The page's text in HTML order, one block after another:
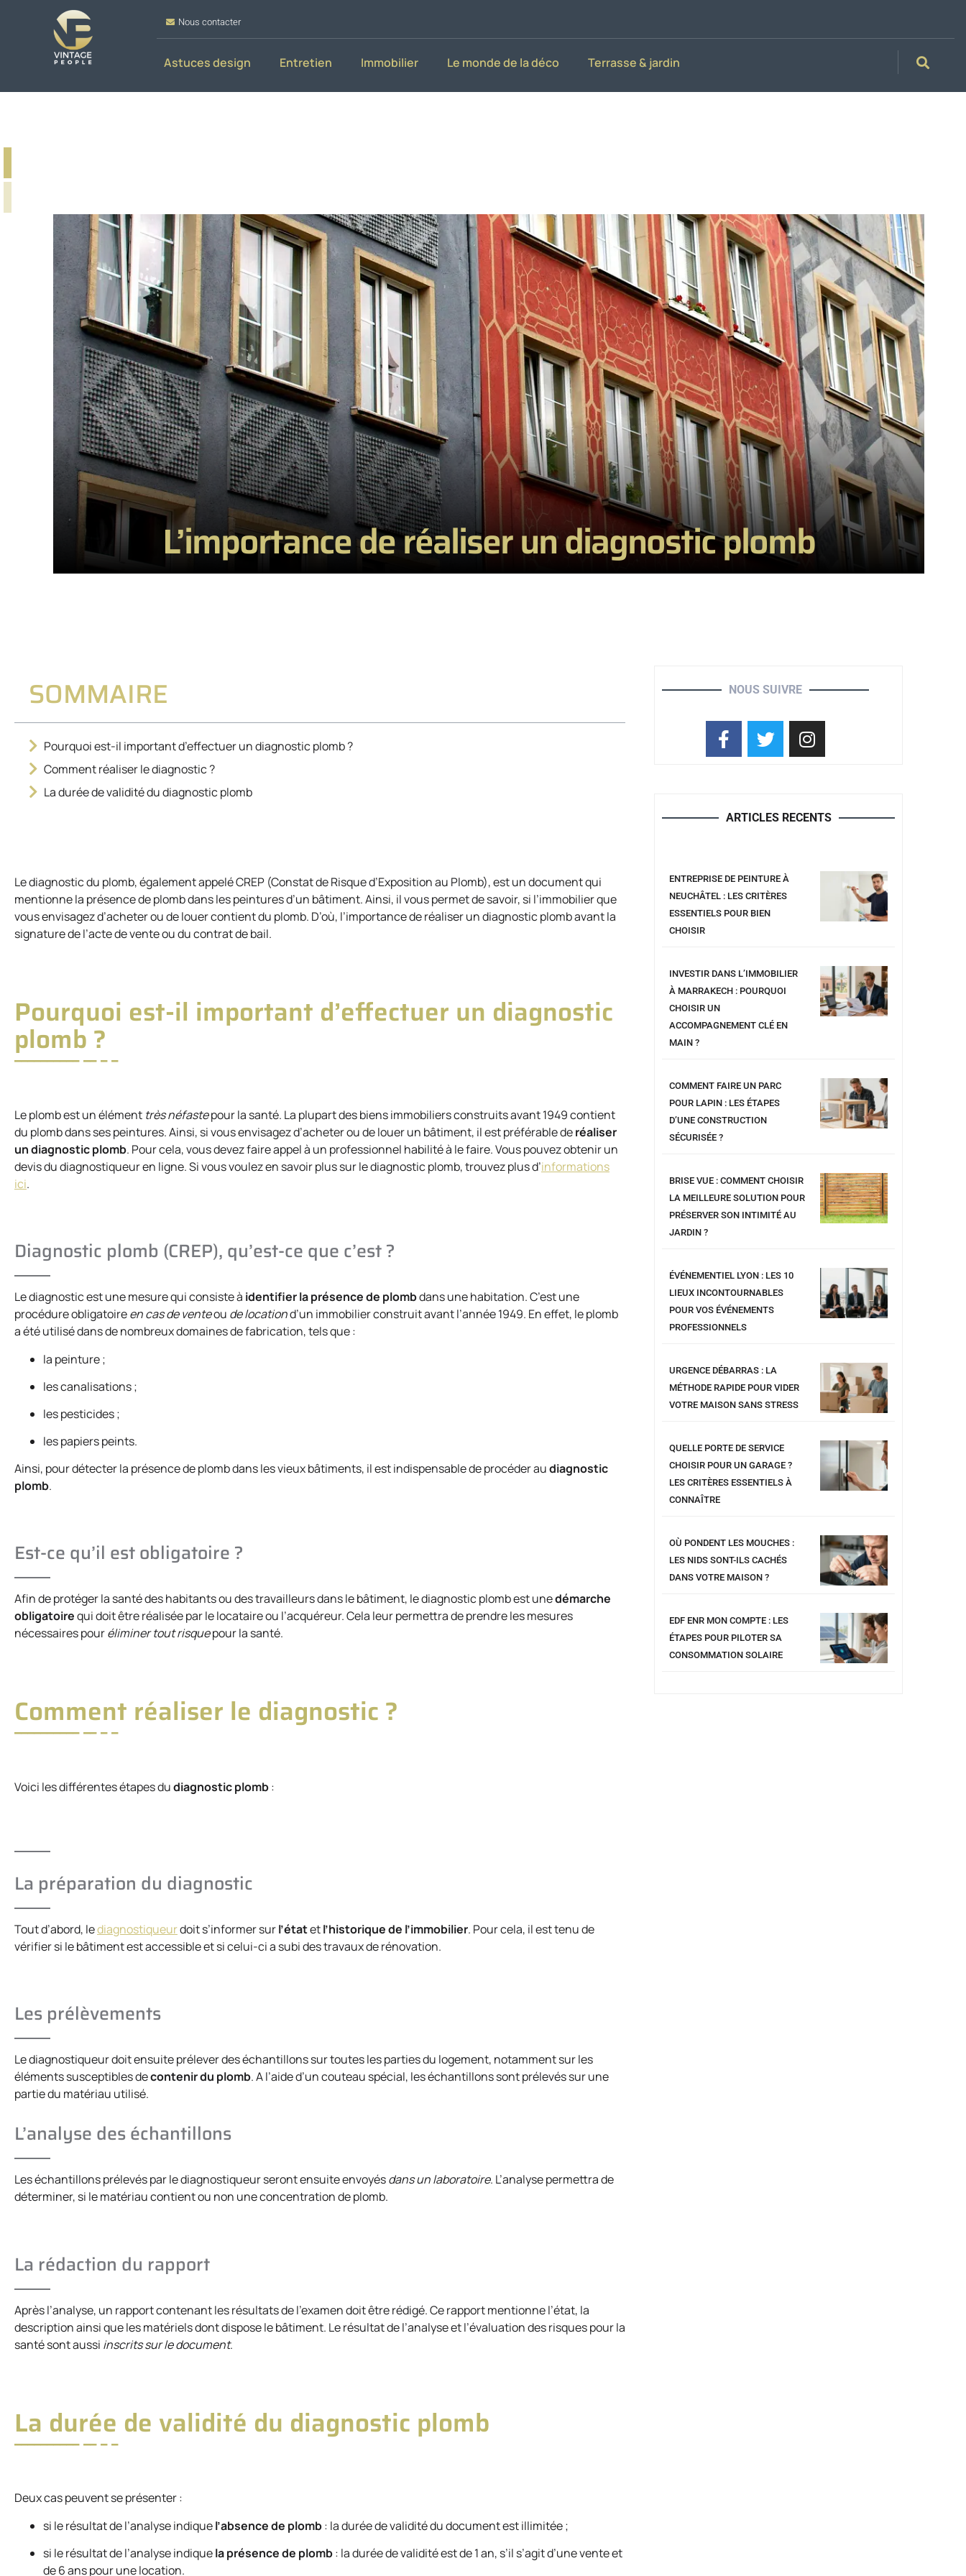
Nous contacter
Astuces design Entretien Immobilier Le monde de la déco Terrasse & jardin
L’importance de réaliser un diagnostic plomb
SOMMAIRE
Pourquoi est-il important d’effectuer un diagnostic plomb ?
Comment réaliser le diagnostic ?
La durée de validité du diagnostic plomb
Le diagnostic du plomb, également appelé CREP (Constat de Risque d’Exposition au Plomb), est un document qui
mentionne la présence de plomb dans les peintures d’un bâtiment. Ainsi, il vous permet de savoir, si l’immobilier que
vous envisagez d’acheter ou de louer contient du plomb. D’où, l’importance de réaliser un diagnostic plomb avant la
signature de l’acte de vente ou du contrat de bail.
Pourquoi est-il important d’effectuer un diagnostic
plomb ?
Le plomb est un élément très néfastepour la santé. La plupart des biens immobiliers construits avant 1949 contient
du plomb dans ses peintures. Ainsi, si vous envisagez d’acheter ou de louer un bâtiment, il est préférable deréaliser
un diagnostic plomb. Pour cela, vous devez faire appel à un professionnel habilité à le faire. Vous pouvez obtenir un
devis du diagnostiqueur en ligne. Si vous voulez en savoir plus sur le diagnostic plomb, trouvez plus d’informations
ici.
Diagnostic plomb (CREP), qu’est-ce que c’est ?
Le diagnostic est une mesure qui consiste à identifier la présence de plombdans une habitation. C’est une
procédure obligatoireen cas de venteou de locationd’un immobilier construit avant l’année 1949. En effet, le plomb
a été utilisé dans de nombreux domaines de fabrication, tels que :
la peinture ;
les canalisations ;
les pesticides ;
les papiers peints.
Ainsi, pour détecter la présence de plomb dans les vieux bâtiments, il est indispensable de procéder audiagnostic
plomb.
Est-ce qu’il est obligatoire ?
Afin de protéger la santé des habitants ou des travailleurs dans le bâtiment, le diagnostic plomb est unedémarche
obligatoirequi doit être réalisée par le locataire ou l’acquéreur. Cela leur permettra de prendre les mesures
nécessaires pouréliminer tout risquepour la santé.
Comment réaliser le diagnostic ?
Voici les différentes étapes dudiagnostic plomb:
La préparation du diagnostic
Tout d’abord, lediagnostiqueurdoit s’informer surl’étatetl’historique de l’immobilier. Pour cela, il est tenu de
vérifier si le bâtiment est accessible et si celui-ci a subi des travaux de rénovation.
Les prélèvements
Le diagnostiqueur doit ensuite prélever des échantillons sur toutes les parties du logement, notamment sur les
éléments susceptibles decontenir du plomb. A l’aide d’un couteau spécial, les échantillons sont prélevés sur une
partie du matériau utilisé.
L’analyse des échantillons
Les échantillons prélevés par le diagnostiqueur seront ensuite envoyésdans un laboratoire. L’analyse permettra de
déterminer, si le matériau contient ou non une concentration de plomb.
La rédaction du rapport
Après l’analyse, un rapport contenant les résultats de l’examen doit être rédigé. Ce rapport mentionne l’état, la
description ainsi que les matériels dont dispose le bâtiment. Le résultat de l’analyse et l’évaluation des risques pour la
santé sont aussi inscrits sur le document.
La durée de validité du diagnostic plomb
Deux cas peuvent se présenter :
si le résultat de l’analyse indiquel’absence de plomb: la durée de validité du document est illimitée ;
si le résultat de l’analyse indiquela présence de plomb: la durée de validité est de 1 an, s’il s’agit d’une vente et
de 6 ans pour une location.
NOUS SUIVRE
ARTICLES RECENTS
ENTREPRISE DE PEINTURE À
NEUCHÂTEL : LES CRITÈRES
ESSENTIELS POUR BIEN
CHOISIR
INVESTIR DANS L’IMMOBILIER
À MARRAKECH : POURQUOI
CHOISIR UN
ACCOMPAGNEMENT CLÉ EN
MAIN ?
COMMENT FAIRE UN PARC
POUR LAPIN : LES ÉTAPES
D’UNE CONSTRUCTION
SÉCURISÉE ?
BRISE VUE : COMMENT CHOISIR
LA MEILLEURE SOLUTION POUR
PRÉSERVER SON INTIMITÉ AU
JARDIN ?
ÉVÉNEMENTIEL LYON : LES 10
LIEUX INCONTOURNABLES
POUR VOS ÉVÉNEMENTS
PROFESSIONNELS
URGENCE DÉBARRAS : LA
MÉTHODE RAPIDE POUR VIDER
VOTRE MAISON SANS STRESS
QUELLE PORTE DE SERVICE
CHOISIR POUR UN GARAGE ?
LES CRITÈRES ESSENTIELS À
CONNAÎTRE
OÙ PONDENT LES MOUCHES :
LES NIDS SONT-ILS CACHÉS
DANS VOTRE MAISON ?
EDF ENR MON COMPTE : LES
ÉTAPES POUR PILOTER SA
CONSOMMATION SOLAIRE